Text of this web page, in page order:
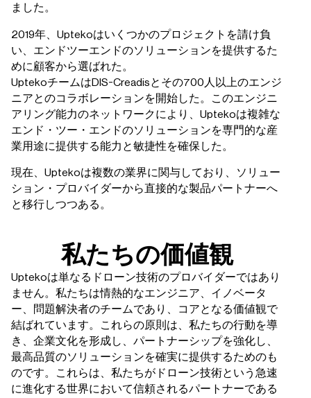
ました。
2019年、Uptekoはいくつかのプロジェクトを請け負
い、エンドツーエンドのソリューションを提供するた
めに顧客から選ばれた。
UptekoチームはDIS-Creadisとその700人以上のエンジ
ニアとのコラボレーションを開始した。このエンジニ
アリング能力のネットワークにより、Uptekoは複雑な
エンド・ツー・エンドのソリューションを専門的な産
業用途に提供する能力と敏捷性を確保した。
現在、Uptekoは複数の業界に関与しており、ソリュー
ション・プロバイダーから直接的な製品パートナーへ
と移行しつつある。
私たちの価値観
Uptekoは単なるドローン技術のプロバイダーではあり
ません。私たちは情熱的なエンジニア、イノベータ
ー、問題解決者のチームであり、コアとなる価値観で
結ばれています。これらの原則は、私たちの行動を導
き、企業文化を形成し、パートナーシップを強化し、
最高品質のソリューションを確実に提供するためのも
のです。これらは、私たちがドローン技術という急速
に進化する世界において信頼されるパートナーである